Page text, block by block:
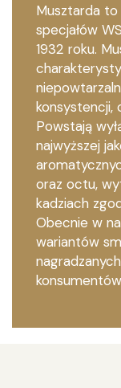
Musztarda to
specjałów
1932 roku.
konsystencji,
Powstają
najwyższej
oraz octu,
kadziach
Obecnie w
wariantów